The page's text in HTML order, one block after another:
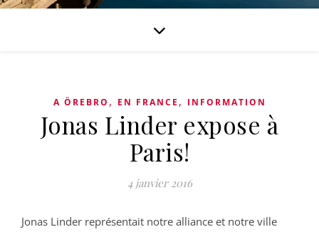
A ÖREBRO , EN FRANCE , INFORMATION
Jonas Linder expose à
Paris!
4 janvier 2016
Jonas Linder représentait notre alliance et notre ville